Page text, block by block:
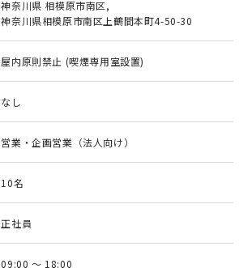
神奈川県 相模原市南区,
神奈川県相模原市南区上鶴間本町4-50-30
屋内原則禁止 (喫煙専用室設置)
なし
営業・企画営業（法人向け）
10名
正社員
09:00 ～ 18:00